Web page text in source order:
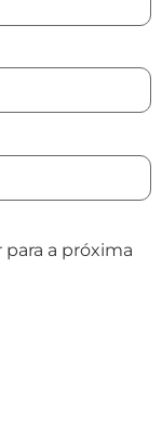
a próxima